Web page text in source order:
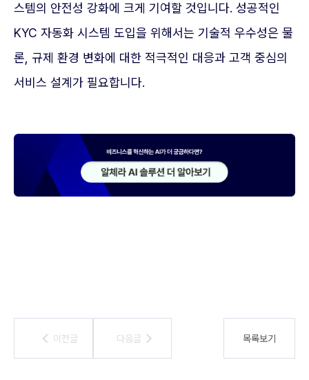
스템의 안전성 강화에 크게 기여할 것입니다. 성공적인
KYC 자동화 시스템 도입을 위해서는 기술적 우수성은 물
론, 규제 환경 변화에 대한 적극적인 대응과 고객 중심의
서비스 설계가 필요합니다.
이전글
이전글 다음글
다음글 목록보기